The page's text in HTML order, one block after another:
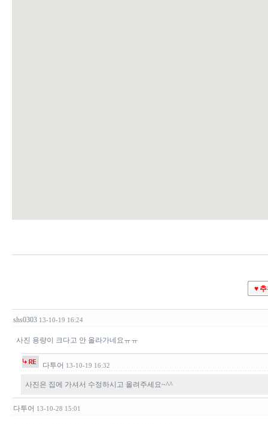
♥
shs0303 13-10-19 16:24
사진 용량이 크다고 안 올라가네요ㅠㅠ
다투어 13-10-19 16:32
사진은 집에 가셔서 수정하시고 올려주세요~^^
다투어 13-10-28 15:01